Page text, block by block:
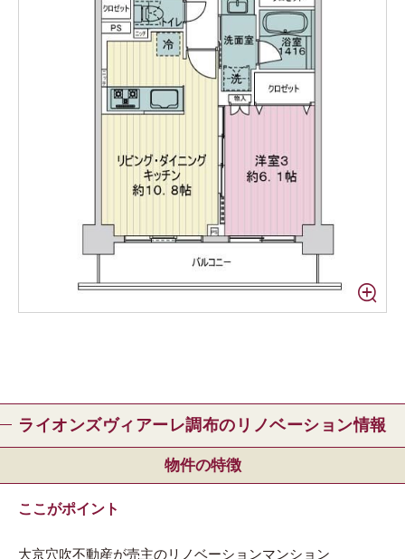
ライオンズヴィアーレ調布のリノベーション情報
物件の特徴
ここがポイント
大京穴吹不動産が売主のリノベーションマンション